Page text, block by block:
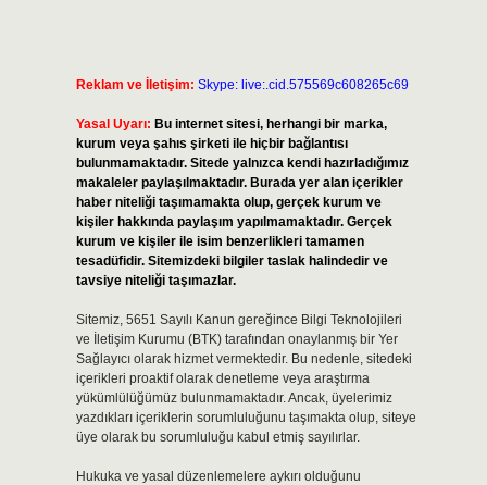
Reklam ve İletişim: Skype: live:.cid.575569c608265c69
Yasal Uyarı: Bu internet sitesi, herhangi bir marka,
kurum veya şahıs şirketi ile hiçbir bağlantısı
bulunmamaktadır. Sitede yalnızca kendi hazırladığımız
makaleler paylaşılmaktadır. Burada yer alan içerikler
haber niteliği taşımamakta olup, gerçek kurum ve
kişiler hakkında paylaşım yapılmamaktadır. Gerçek
kurum ve kişiler ile isim benzerlikleri tamamen
tesadüfidir. Sitemizdeki bilgiler taslak halindedir ve
tavsiye niteliği taşımazlar.
Sitemiz, 5651 Sayılı Kanun gereğince Bilgi Teknolojileri
ve İletişim Kurumu (BTK) tarafından onaylanmış bir Yer
Sağlayıcı olarak hizmet vermektedir. Bu nedenle, sitedeki
içerikleri proaktif olarak denetleme veya araştırma
yükümlülüğümüz bulunmamaktadır. Ancak, üyelerimiz
yazdıkları içeriklerin sorumluluğunu taşımakta olup, siteye
üye olarak bu sorumluluğu kabul etmiş sayılırlar.
Hukuka ve yasal düzenlemelere aykırı olduğunu